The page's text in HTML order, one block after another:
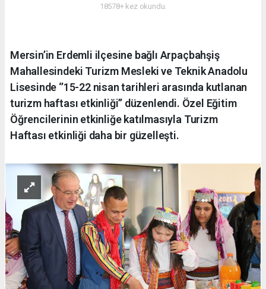
18578+ kez okundu.
Mersin’in Erdemli ilçesine bağlı Arpaçbahşiş
Mahallesindeki Turizm Mesleki ve Teknik Anadolu
Lisesinde ‘’15-22 nisan tarihleri arasında kutlanan
turizm haftası etkinliği’’ düzenlendi. Özel Eğitim
Öğrencilerinin etkinliğe katılmasıyla Turizm
Haftası etkinliği daha bir güzelleşti.